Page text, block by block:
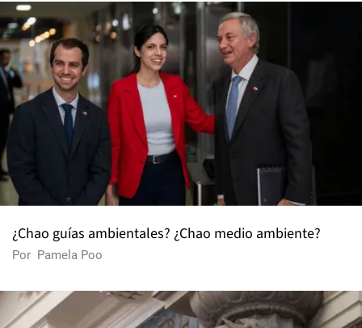
¿Chao guías ambientales? ¿Chao medio ambiente?
Por Pamela Poo